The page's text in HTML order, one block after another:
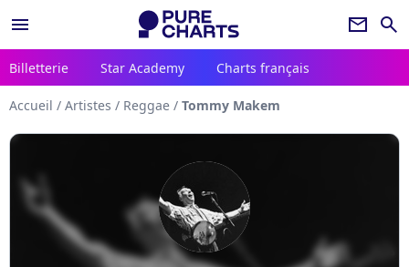
menu newsletter search
Billetterie Star Academy Charts français
Accueil / Artistes / Reggae / Tommy Makem